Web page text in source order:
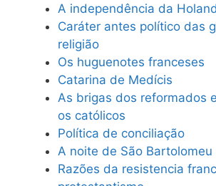
A independência da
Caráter antes político das
religião
Os huguenotes franceses
Catarina de Medícis
As brigas dos reformados
os católicos
Política de conciliação
A noite de São Bartolomeu
Razões da resistencia